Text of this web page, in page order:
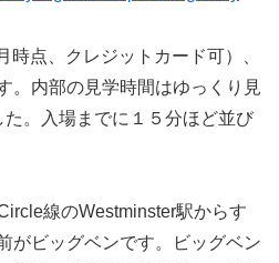
時点、クレジットカード可）、
。内部の見学時間はゆっくり見
。入場までに１５分ほど並び
線のWestminster駅からす
がビッグベンです。ビッグベン